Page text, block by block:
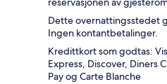
Dette overnattingsstedet
Ingen kontantbetalinger.
Kredittkort som godtas:
Express, Discover, Diners
Pay og Carte Blanche